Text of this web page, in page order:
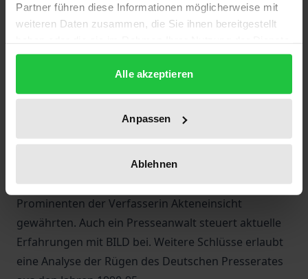
Partner führen diese Informationen möglicherweise mit
weiteren Daten zusammen, die Sie ihnen bereitgestellt
gesammelt haben.
Alle akzeptieren
Anpassen
Ablehnen
Massenblatts seit einiger Zeit vergeblich. Hat sich
die BILD-Zeitung gewandelt oder nur ihre
den 90ern mit Persönlichkeits- und Ehrenrechten
irreversiblen Folgen im Leben Betroffener? Konnten
sie sich rechtlich besser zur Wehr setzen?
Antworten auf diese Fragen gibt die Studie u.a.
anhand neuerer Fälle, bei denen die betroffenen
Prominenten der Verfasserin Akteneinsicht
gewährten. Auch ein Presseanwalt steuert aktuelle
Erfahrungen mit BILD bei. Weitere Schlüsse erlaubt
eine Analyse der Rügen des Deutschen Presserates